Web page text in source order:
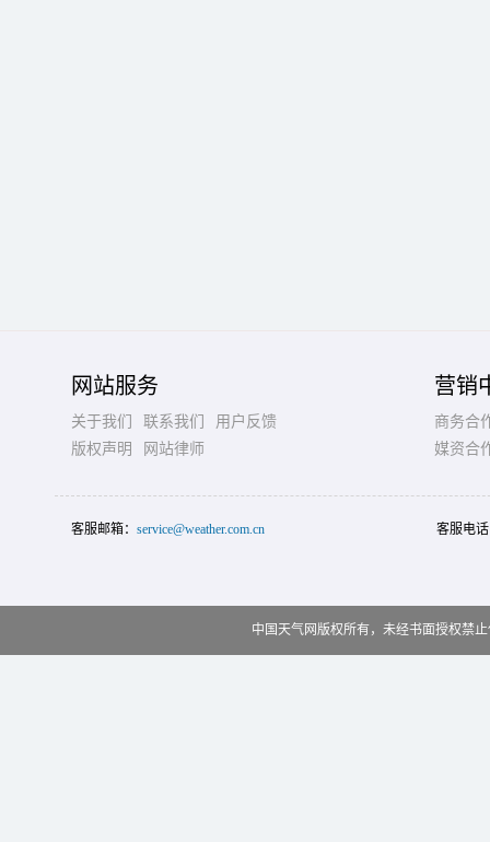
网站服务
关于我们 联系我们
用户反馈
版权声明
网站律师
营销
商务合
媒资合
客服邮箱： service@weather.com.cn 客服电
中国天气网版权所有，未经书面授权